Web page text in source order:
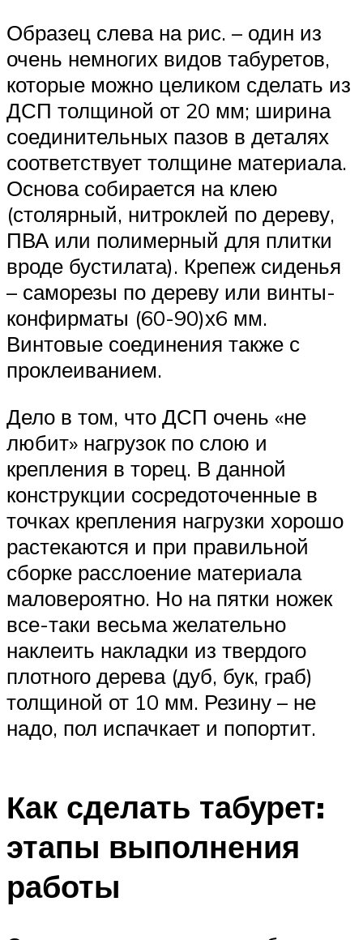
Образец слева на рис. – один из
очень немногих видов табуретов,
которые можно целиком сделать из
ДСП толщиной от 20 мм; ширина
соединительных пазов в деталях
соответствует толщине материала.
Основа собирается на клею
(столярный, нитроклей по дереву,
ПВА или полимерный для плитки
вроде бустилата). Крепеж сиденья
– саморезы по дереву или винты-
конфирматы (60-90)х6 мм.
Винтовые соединения также с
проклеиванием.
Дело в том, что ДСП очень «не
любит» нагрузок по слою и
крепления в торец. В данной
конструкции сосредоточенные в
точках крепления нагрузки хорошо
растекаются и при правильной
сборке расслоение материала
маловероятно. Но на пятки ножек
все-таки весьма желательно
наклеить накладки из твердого
плотного дерева (дуб, бук, граб)
толщиной от 10 мм. Резину – не
надо, пол испачкает и попортит.
Как сделать табурет:
этапы выполнения
работы